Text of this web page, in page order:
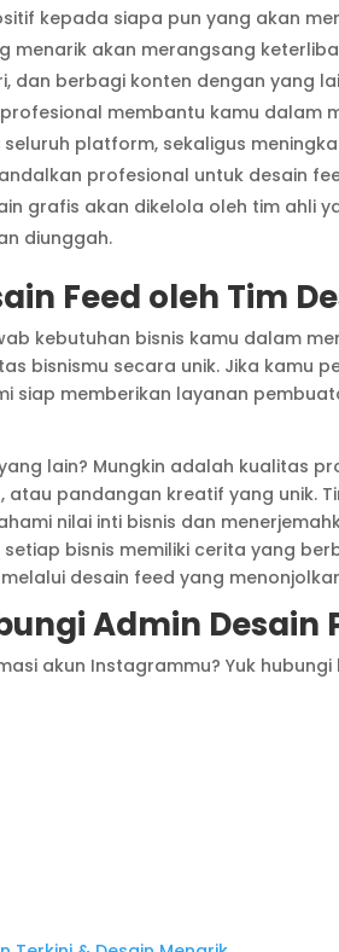
kepada siapa pun yang akan
menarik akan merangsang
dan berbagi konten dengan yang
membantu kamu dalam
platform, sekaligus
profesional untuk desain
grafis akan dikelola oleh tim ahli
diunggah.
Feed oleh Tim
kebutuhan bisnis kamu dalam
bisnismu secara unik. Jika kamu
siap memberikan layanan
lain? Mungkin adalah kualitas
pandangan kreatif yang unik.
nilai inti bisnis dan
bisnis memiliki cerita yang
desain feed yang
Admin Desain
akun Instagrammu? Yuk hubungi